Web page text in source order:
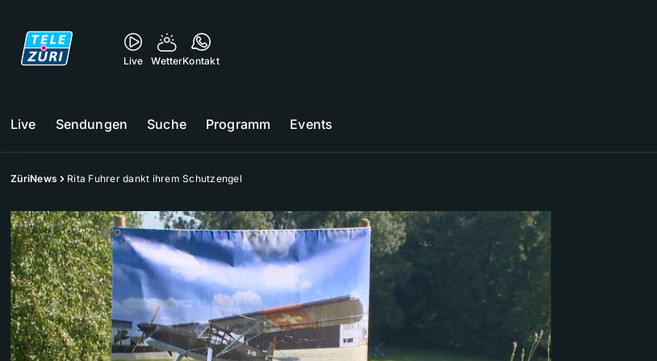
Live WetterKontakt
Live Sendungen Suche Programm Events
ZüriNews Rita Fuhrer dankt ihrem Schutzengel